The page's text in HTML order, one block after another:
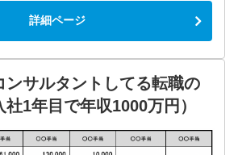
詳細ページ
ンサルタントしてる転職の
1年目で年収1000万円）